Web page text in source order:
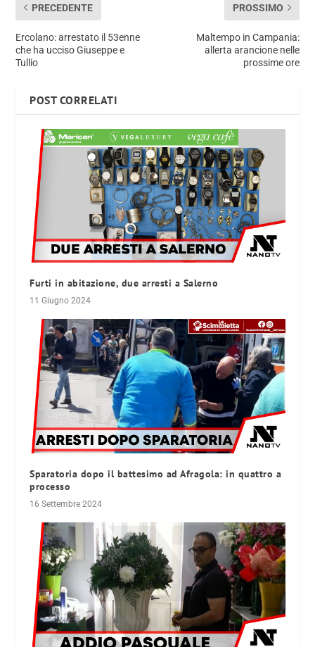
PRECEDENTE
Ercolano: arrestato il 53enne
che ha ucciso Giuseppe e
Tullio
PROSSIMO
Maltempo in Campania:
allerta arancione nelle
prossime ore
POST CORRELATI
Furti in abitazione, due arresti a Salerno
11 Giugno 2024
Sparatoria dopo il battesimo ad Afragola: in quattro a
processo
16 Settembre 2024